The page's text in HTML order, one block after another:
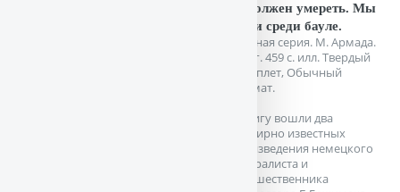
не должен умереть. Мы
жили среди бауле.
Зеленая серия. М. Армада.
1998г. 459 с. илл. Твердый
переплет, Обычный
формат.
В книгу вошли два
всемирно известных
произведения немецкого
натуралиста и
путешественника